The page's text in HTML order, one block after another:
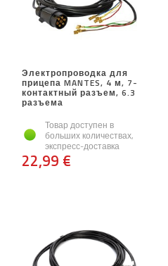
Электропроводка для
прицепа MANTES, 4 м, 7-
контактный разъем, 6.3
разъема
Товар доступен в
больших количествах,
экспресс-доставка
22,99 €